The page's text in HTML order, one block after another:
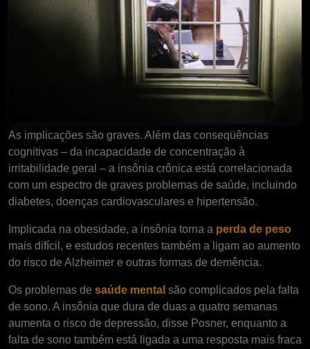
As implicações são graves. Além das conseqüências
cognitivas – da incapacidade de concentração à
irritabilidade geral – a insônia crônica está correlacionada
com um espectro de graves problemas de saúde, incluindo
diabetes, doenças cardiovasculares e hipertensão.
Implicada na obesidade, a insônia torna a perda de peso
mais difícil, e estudos recentes também a ligam ao aumento
do risco de Alzheimer e outras formas de demência.
Os problemas de saúde mental são complicados pela falta
de sono. A insônia que dura de duas a quatro semanas
aumenta o risco de depressão, disse Posner, enquanto a
falta de sono também está ligada a uma resposta mais fraca